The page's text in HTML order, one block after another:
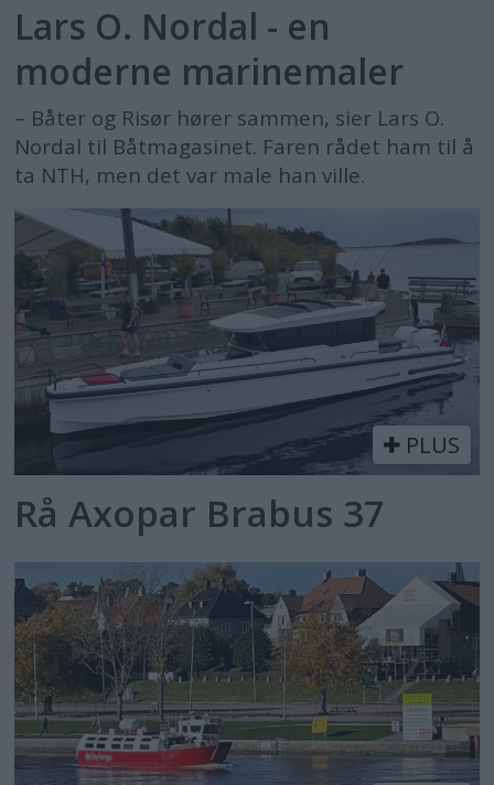
Lars O. Nordal - en
moderne marinemaler
– Båter og Risør hører sammen, sier Lars O.
Nordal til Båtmagasinet. Faren rådet ham til å
ta NTH, men det var male han ville.
PLUS
Rå Axopar Brabus 37